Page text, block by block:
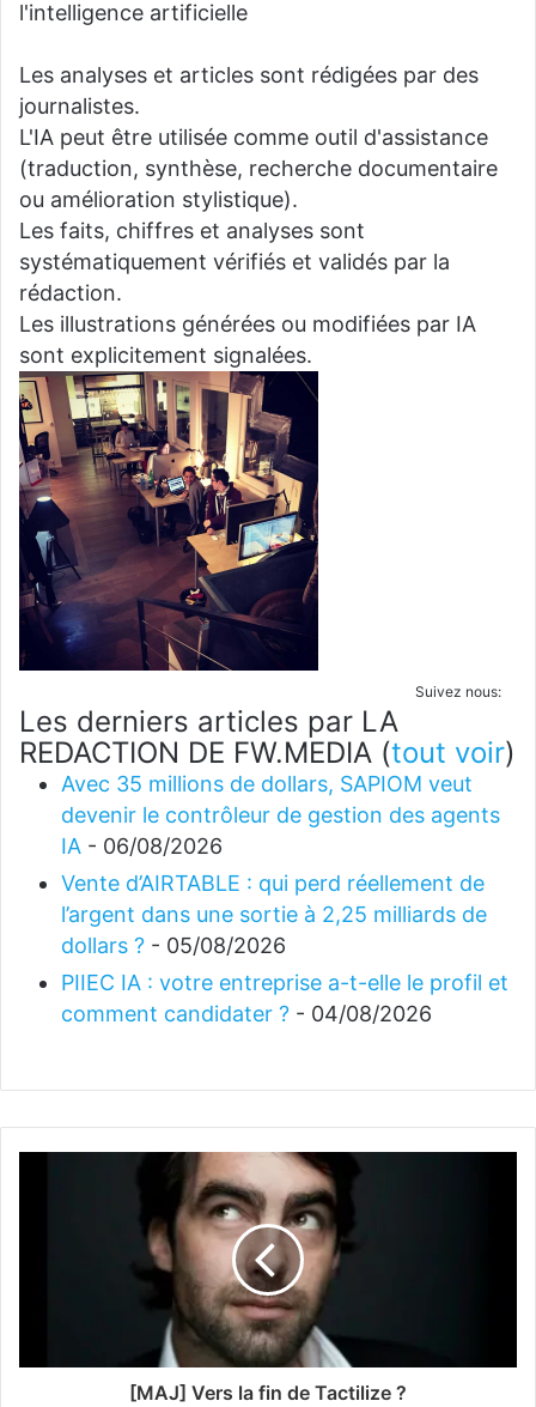
l'intelligence artificielle
Les analyses et articles sont rédigées par des
journalistes.
L'IA peut être utilisée comme outil d'assistance
(traduction, synthèse, recherche documentaire
ou amélioration stylistique).
Les faits, chiffres et analyses sont
systématiquement vérifiés et validés par la
rédaction.
Les illustrations générées ou modifiées par IA
sont explicitement signalées.
Suivez nous:
Les derniers articles par LA
REDACTION DE FW.MEDIA (tout voir)
Avec 35 millions de dollars, SAPIOM veut
devenir le contrôleur de gestion des agents
IA - 06/08/2026
Vente d’AIRTABLE : qui perd réellement de
l’argent dans une sortie à 2,25 milliards de
dollars ? - 05/08/2026
PIIEC IA : votre entreprise a-t-elle le profil et
comment candidater ? - 04/08/2026
[MAJ] Vers la fin de Tactilize ?